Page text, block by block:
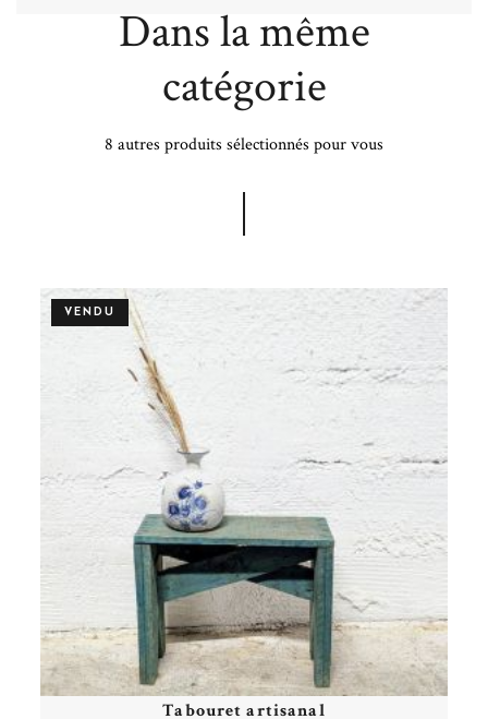
Dans la même
catégorie
8 autres produits sélectionnés pour vous
VENDU
Tabouret artisanal